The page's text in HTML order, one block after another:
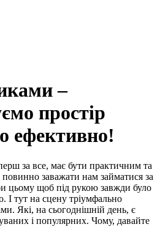
–
простір
ефективно!
за все, має бути практичним та
заважати нам займатися за
цьому щоб під рукою завжди було
І тут на сцену тріумфально
Які, на сьогоднішній день, є
і популярних. Чому, давайте